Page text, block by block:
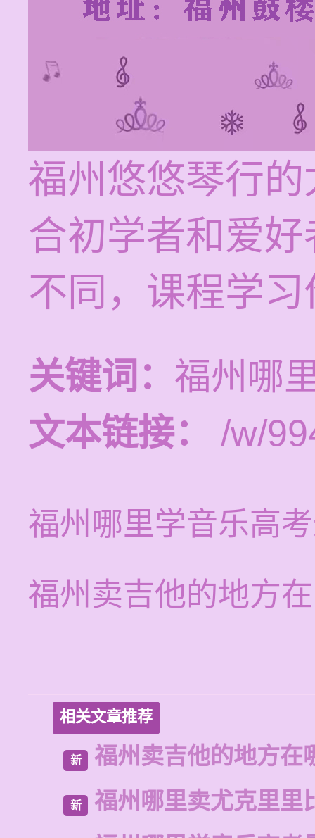
福州悠悠琴行
合初学者和爱
不同，课程学
关键词： 福州哪
文本链接：
/w/
福州哪里学音乐高
福州卖吉他的地方
相关文章推荐
新 福州卖吉他的地方在
新
福州哪里卖尤克里里